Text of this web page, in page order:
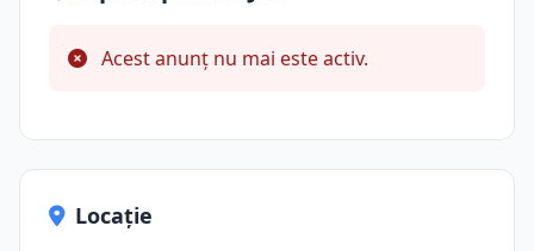
Acest anunț nu mai este activ.
Locație